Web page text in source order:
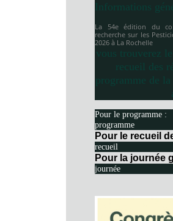
Informations
La 54e édition du
recherche sur les
2026 à La Rochelle
vous trouverez
recueil des
programme de
Pour le programme :
programme
Pour le recueil
recueil
Pour la journée
journée